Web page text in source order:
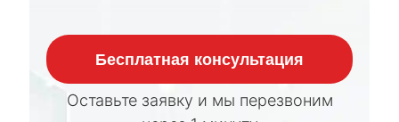
Бесплатная консультация
Оставьте заявку и мы перезвоним